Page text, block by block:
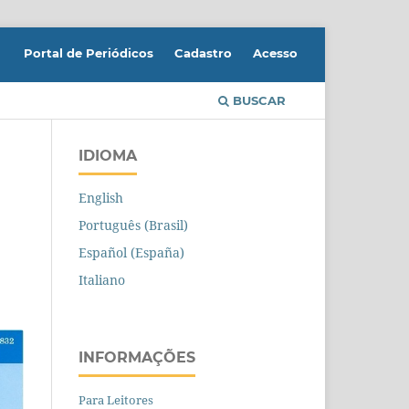
BUSCAR
Portal de Periódicos Cadastro Acesso
IDIOMA
English
Português (Brasil)
Español (España)
Italiano
INFORMAÇÕES
Para Leitores